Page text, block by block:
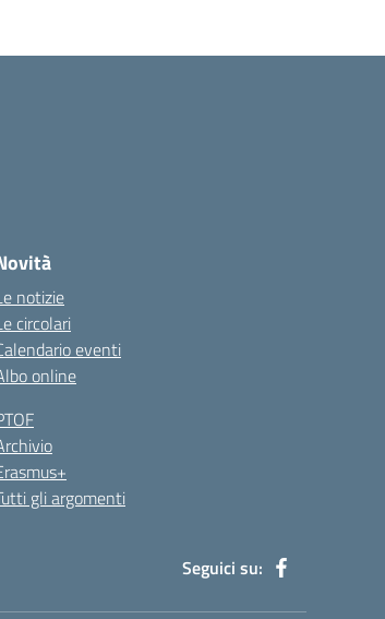
notizie
circolari
eventi
online
gli argomenti
Seguici su: